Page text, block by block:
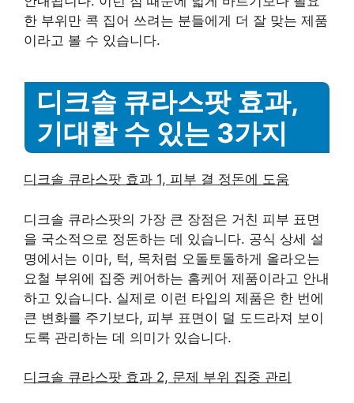
한 부위만 콕 집어 쓰려는 분들에게 더 잘 맞는 제품
이라고 볼 수 있습니다.
디크솔 큐라스팟 효과,
기대할 수 있는 3가지
디크솔 큐라스팟 효과 1, 피부 결 정돈에 도움
디크솔 큐라스팟의 가장 큰 장점은 거친 피부 표면
을 국소적으로 정돈하는 데 있습니다. 공식 상세 설
명에서는 이마, 턱, 목처럼 오돌토돌하게 올라오는
요철 부위에 집중 케어하는 홈케어 제품이라고 안내
하고 있습니다. 실제로 이런 타입의 제품은 한 번에
큰 변화를 주기보다, 피부 표면이 덜 도드라져 보이
도록 관리하는 데 의미가 있습니다.
디크솔 큐라스팟 효과 2, 문제 부위 집중 관리